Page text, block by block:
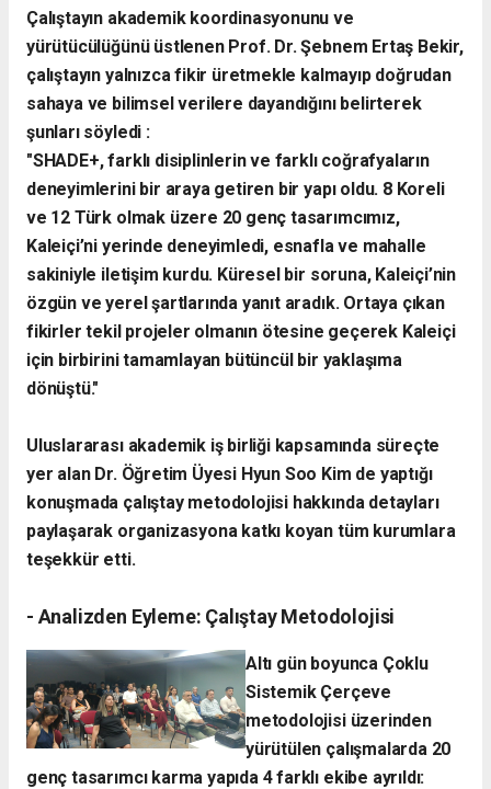
​Çalıştayın akademik koordinasyonunu ve
yürütücülüğünü üstlenen Prof. Dr. Şebnem Ertaş Bekir,
çalıştayın yalnızca fikir üretmekle kalmayıp doğrudan
sahaya ve bilimsel verilere dayandığını belirterek
şunları söyledi :
​"SHADE+, farklı disiplinlerin ve farklı coğrafyaların
deneyimlerini bir araya getiren bir yapı oldu. 8 Koreli
ve 12 Türk olmak üzere 20 genç tasarımcımız,
Kaleiçi’ni yerinde deneyimledi, esnafla ve mahalle
sakiniyle iletişim kurdu. Küresel bir soruna, Kaleiçi’nin
özgün ve yerel şartlarında yanıt aradık. Ortaya çıkan
fikirler tekil projeler olmanın ötesine geçerek Kaleiçi
için birbirini tamamlayan bütüncül bir yaklaşıma
dönüştü."
​Uluslararası akademik iş birliği kapsamında süreçte
yer alan Dr. Öğretim Üyesi Hyun Soo Kim de yaptığı
konuşmada çalıştay metodolojisi hakkında detayları
paylaşarak organizasyona katkı koyan tüm kurumlara
teşekkür etti.
- ​Analizden Eyleme: Çalıştay Metodolojisi
​Altı gün boyunca Çoklu
Sistemik Çerçeve
metodolojisi üzerinden
yürütülen çalışmalarda 20
genç tasarımcı karma yapıda 4 farklı ekibe ayrıldı: